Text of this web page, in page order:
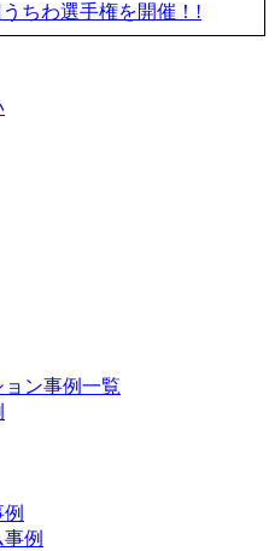
ちわ選手権を開催！!
ン事例一覧
例